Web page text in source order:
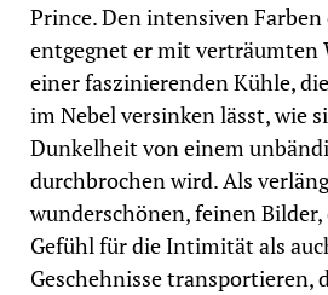
Prince.Den intensiven Farben
entgegnet er mit verträumten
einer faszinierenden Kühle,
im Nebel versinken lässt, wie
Dunkelheit von einem
durchbrochen wird.Als
wunderschönen, feinen
Gefühl für die Intimität als
Geschehnisse transportieren,